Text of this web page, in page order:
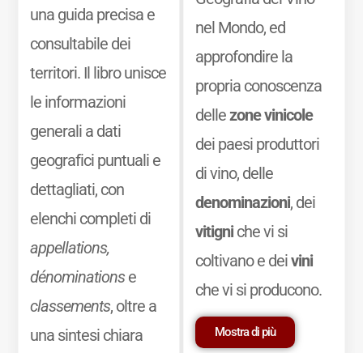
una guida precisa e
consultabile dei
territori. Il libro unisce
le informazioni
generali a dati
geografici puntuali e
dettagliati, con
elenchi completi di
appellations,
dénominationse
classements, oltre a
una sintesi chiara
nel Mondo, ed
approfondire la
propria conoscenza
dellezone vinicole
dei paesi produttori
di vino, delle
denominazioni, dei
vitigniche vi si
coltivano e deivini
che vi si producono.
Mostra di più